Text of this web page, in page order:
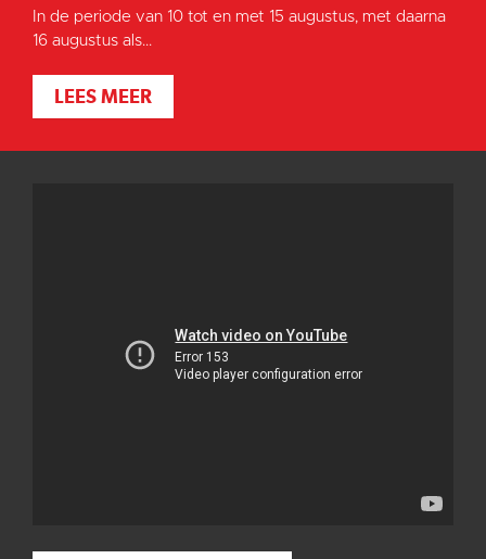
In de periode van 10 tot en met 15 augustus, met daarna
16 augustus als...
LEES MEER